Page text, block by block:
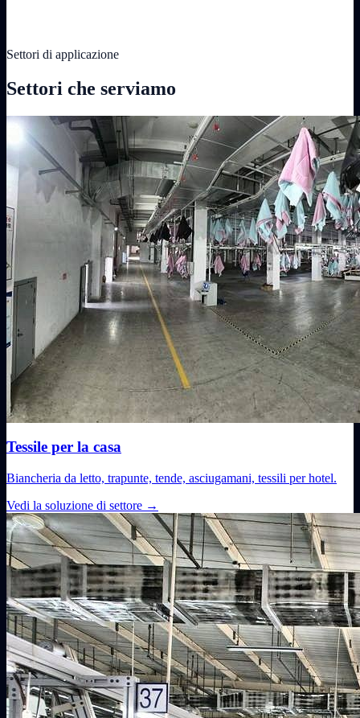
Settori di applicazione
Settori che serviamo
Tessile per la casa
Biancheria da letto, trapunte, tende, asciugamani, tessili per hotel.
Vedi la soluzione di settore →